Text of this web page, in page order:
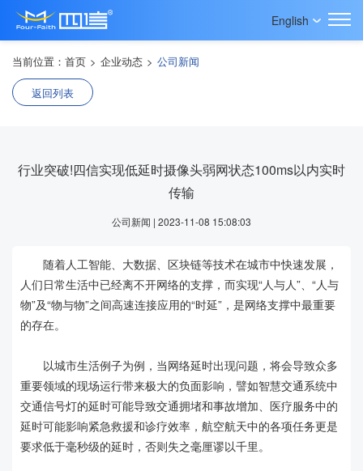
English
当前位置： 首页 > 企业动态 > 公司新闻
返回列表
行业突破!四信实现低延时摄像头弱网状态100ms以内实时
传输
公司新闻 | 2023-11-08 15:08:03
随着人工智能、大数据、区块链等技术在城市中快速发展，
人们日常生活中已经离不开网络的支撑，而实现“人与人”、“人与
物”及“物与物”之间高速连接应用的“时延”，是网络支撑中最重要
的存在。
以城市生活例子为例，当网络延时出现问题，将会导致众多
重要领域的现场运行带来极大的负面影响，譬如智慧交通系统中
交通信号灯的延时可能导致交通拥堵和事故增加、医疗服务中的
延时可能影响紧急救援和诊疗效率，航空航天中的各项任务更是
要求低于毫秒级的延时，否则失之毫厘谬以千里。